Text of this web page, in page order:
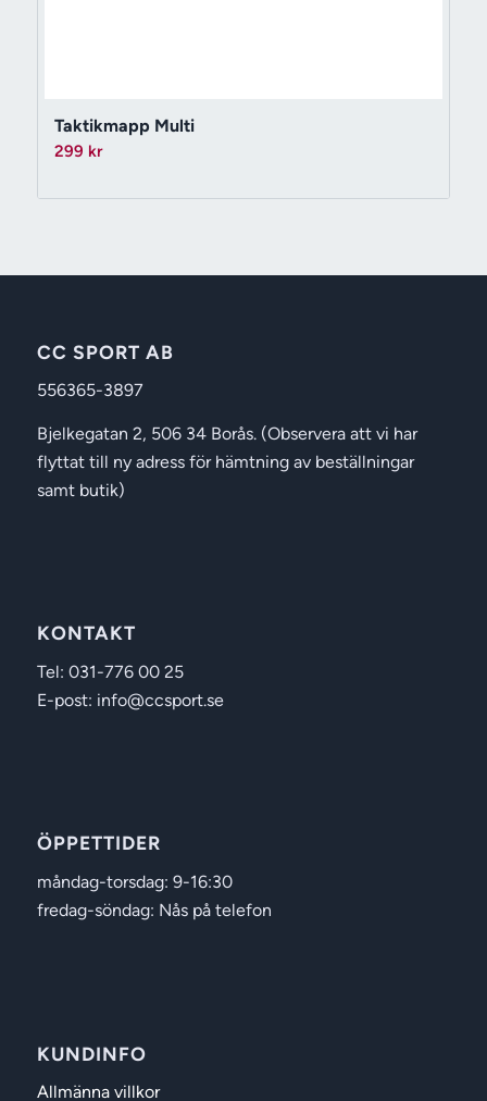
Taktikmapp Multi
299 kr
CC SPORT AB
556365-3897
Bjelkegatan 2, 506 34 Borås. (Observera att vi har
flyttat till ny adress för hämtning av beställningar
samt butik)
KONTAKT
Tel: 031-776 00 25
E-post: info@ccsport.se
ÖPPETTIDER
måndag-torsdag: 9-16:30
fredag-söndag: Nås på telefon
KUNDINFO
Allmänna villkor